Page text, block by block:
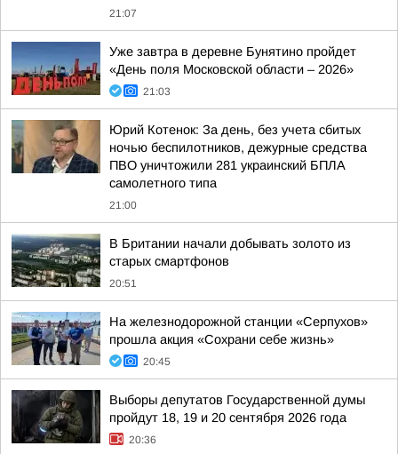
21:07
Уже завтра в деревне Бунятино пройдет
«День поля Московской области – 2026»
21:03
Юрий Котенок: За день, без учета сбитых
ночью беспилотников, дежурные средства
ПВО уничтожили 281 украинский БПЛА
самолетного типа
21:00
В Британии начали добывать золото из
старых смартфонов
20:51
На железнодорожной станции «Серпухов»
прошла акция «Сохрани себе жизнь»
20:45
Выборы депутатов Государственной думы
пройдут 18, 19 и 20 сентября 2026 года
20:36